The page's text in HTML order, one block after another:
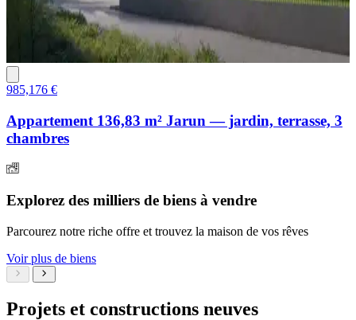
985,176 €
Appartement 136,83 m² Jarun — jardin, terrasse, 3
chambres
Explorez des milliers de biens à vendre
Parcourez notre riche offre et trouvez la maison de vos rêves
Voir plus de biens
Projets et constructions neuves